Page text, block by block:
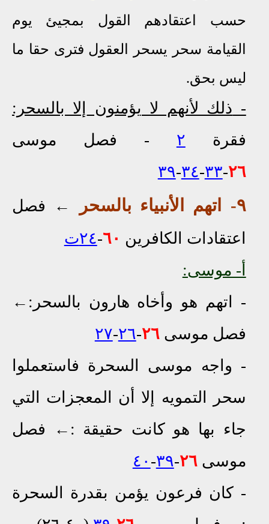
حسب اعتقادهم القول بمجيئ يوم
القيامة سحر يسحر العقول فترى حقا ما
ليس بحق.
- ذلك لأنهم لا يؤمنون إلا بالسحر:
فقرة ٢ - فصل موسى
٢٦-٣٣-٣٤-٣٩
٩- اتهم الأنبياء بالسحر ←
فصل
اعتقادات الكافرين ٦٠-٢٤ت
أ- موسى:
- اتهم هو وأخاه هارون بالسحر: ←
فصل موسى٢٦-٢٦-٢٧
- واجه موسى السحرة فاستعملوا
سحر التمويه إلا أن المعجزات التي
جاء بها هو كانت حقيقة :
←
فصل
موسى٢٦-٣٩- ٤٠
- كان فرعون يؤمن بقدرة
السحرة